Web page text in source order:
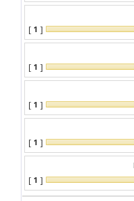
[ 1 ]
[ 1 ]
[ 1 ]
[ 1 ]
[ 1 ]